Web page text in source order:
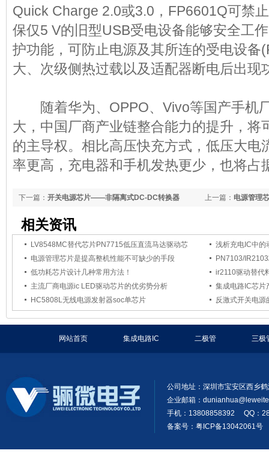
Quick Charge 2.0或3.0，FP6601Q可禁
保仅5 V的旧型USB受电设备能够安全工
护功能，可防止电源及其所连的受电设备
大、次级侧热过载以及适配器断电后
随着华为、OPPO、Vivo等国产手机
大，中国厂商产业链整合能力的提升，将
的主导权。相比高压快充方式，低压大电
率更高，充电器和手机发热更少，也将占
上一篇： 电源管理
下一篇： 开关电源芯片——非隔离式DC-DC转换器
相关资讯
LV8548MC替代芯片PN7715低压直流马达驱动芯
浅析充电IC中的
电源管理芯片是提高整机性能不可缺少的手段
PN7103/
低功耗芯片设计几种常用方法！
ir2110驱动替代
主流厂商电源ic LED驱动芯片的优劣势分析
集成电路IC芯片
HC5808L无线电源发射器soc单芯片
反激式开关电源
网站首页 集成电路IC 二极管 三极
公司地址：深圳市宝安区西乡
企业邮箱：
手机：13808858392 QQ：
备案号：粤ICP备13042061号